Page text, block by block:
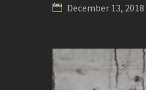
December 13, 2018